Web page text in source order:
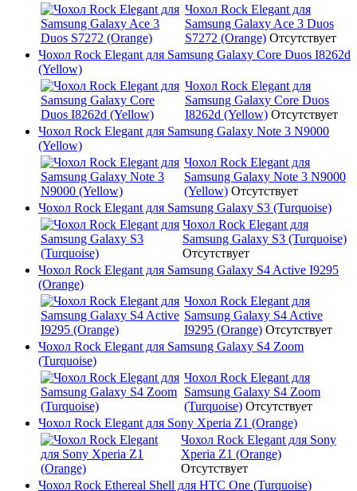
Чохол Rock Elegant для
Samsung Galaxy Ace 3 Duos
S7272 (Orange) Отсутствует
Чохол Rock Elegant для Samsung Galaxy Core Duos I8262d
(Yellow)
Чохол Rock Elegant для
Samsung Galaxy Core Duos
I8262d (Yellow) Отсутствует
Чохол Rock Elegant для Samsung Galaxy Note 3 N9000
(Yellow)
Чохол Rock Elegant для
Samsung Galaxy Note 3 N9000
(Yellow) Отсутствует
Чохол Rock Elegant для Samsung Galaxy S3 (Turquoise)
Чохол Rock Elegant для
Samsung Galaxy S3 (Turquoise)
Отсутствует
Чохол Rock Elegant для Samsung Galaxy S4 Active I9295
(Orange)
Чохол Rock Elegant для
Samsung Galaxy S4 Active
I9295 (Orange) Отсутствует
Чохол Rock Elegant для Samsung Galaxy S4 Zoom
(Turquoise)
Чохол Rock Elegant для
Samsung Galaxy S4 Zoom
(Turquoise) Отсутствует
Чохол Rock Elegant для Sony Xperia Z1 (Orange)
Чохол Rock Elegant для Sony
Xperia Z1 (Orange)
Отсутствует
Чохол Rock Ethereal Shell для HTC One (Turquoise)